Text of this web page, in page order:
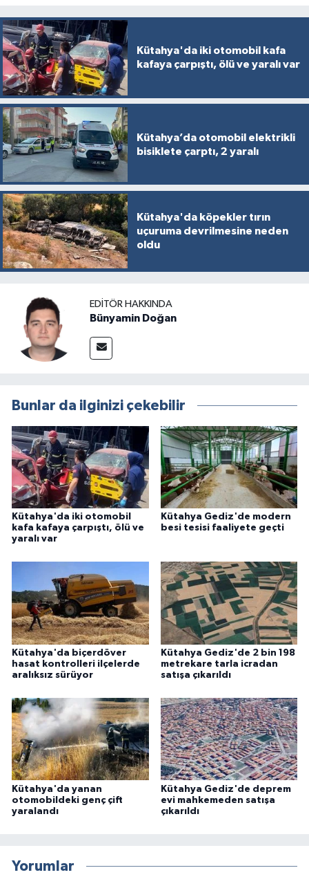
Kütahya'da iki otomobil kafa
kafaya çarpıştı, ölü ve yaralı var
Kütahya’da otomobil elektrikli
bisiklete çarptı, 2 yaralı
Kütahya'da köpekler tırın
uçuruma devrilmesine neden
oldu
EDITÖR HAKKINDA
Bünyamin Doğan
Bunlar da ilginizi çekebilir
Kütahya'da iki otomobil
kafa kafaya çarpıştı, ölü ve
yaralı var
Kütahya Gediz'de modern
besi tesisi faaliyete geçti
Kütahya'da biçerdöver
hasat kontrolleri ilçelerde
aralıksız sürüyor
Kütahya Gediz'de 2 bin 198
metrekare tarla icradan
satışa çıkarıldı
Kütahya'da yanan
otomobildeki genç çift
yaralandı
Kütahya Gediz'de deprem
evi mahkemeden satışa
çıkarıldı
Yorumlar